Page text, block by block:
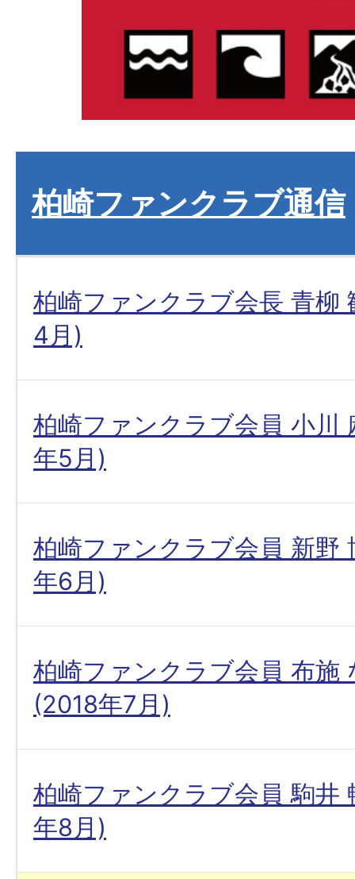
柏崎ファンクラブ通信
柏崎ファンクラブ会長 青柳
4月)
柏崎ファンクラブ会員 小川
年5月)
柏崎ファンクラブ会員 新野
年6月)
柏崎ファンクラブ会員 布施
(2018年7月)
柏崎ファンクラブ会員 駒井
年8月)